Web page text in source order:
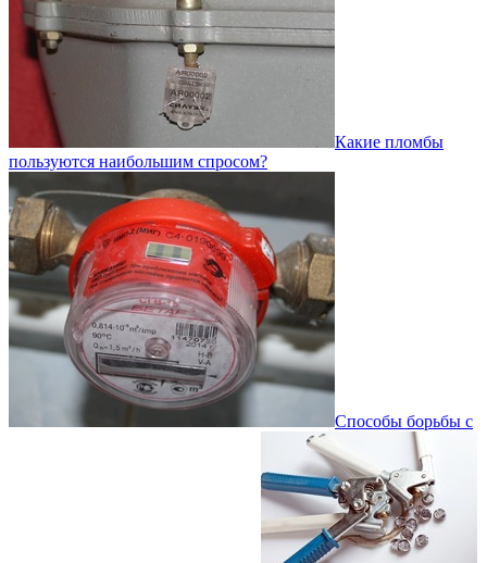
Какие пломбы
пользуются наибольшим спросом?
Способы борьбы с